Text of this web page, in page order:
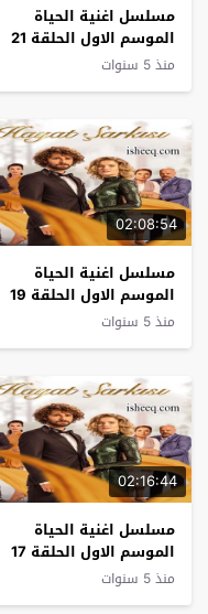
مسلسل اغنية الحياة
الموسم الاول الحلقة 21
نهاية الموسم
منذ 5 سنوات
02:08:54
مسلسل اغنية الحياة
الموسم الاول الحلقة 19
منذ 5 سنوات
02:16:44
مسلسل اغنية الحياة
الموسم الاول الحلقة 17
منذ 5 سنوات